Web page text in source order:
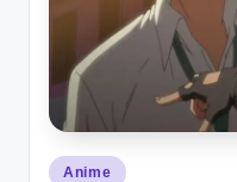
Posted
Anime